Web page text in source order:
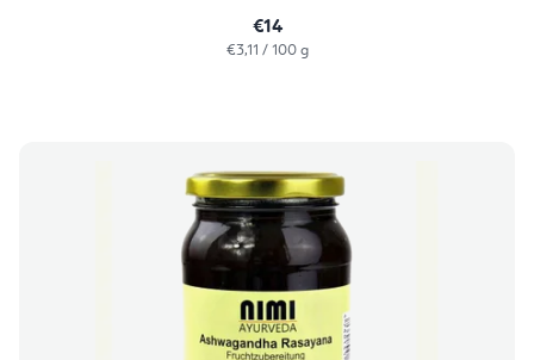
€14
Izračunaj
€3,11 / 100 g